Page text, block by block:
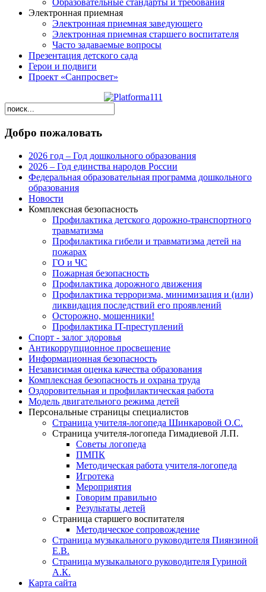
Образовательные стандарты и требования
Электронная приемная
Электронная приемная заведующего
Электронная приемная старшего воспитателя
Часто задаваемые вопросы
Презентация детского сада
Герои и подвиги
Проект «Санпросвет»
Добро пожаловать
2026 год – Год дошкольного образования
2026 – Год единства народов России
Федеральная образовательная программа дошкольного
образования
Новости
Комплексная безопасность
Профилактика детского дорожно-транспортного
травматизма
Профилактика гибели и травматизма детей на
пожарах
ГО и ЧС
Пожарная безопасность
Профилактика дорожного движения
Профилактика терроризма, минимизация и (или)
ликвидация последствий его проявлений
Осторожно, мошенники!
Профилактика IT-преступлений
Спорт - залог здоровья
Антикоррупционное просвещение
Информационная безопасность
Независимая оценка качества образования
Комплексная безопасность и охрана труда
Оздоровительная и профилактическая работа
Модель двигательного режима детей
Персональные страницы специалистов
Страница учителя-логопеда Шинкаровой О.С.
Страница учителя-логопеда Гимадиевой Л.П.
Советы логопеда
ПМПК
Методическая работа учителя-логопеда
Игротека
Мероприятия
Говорим правильно
Результаты детей
Страница старшего воспитателя
Методическое сопровождение
Страница музыкального руководителя Пиянзиной
Е.В.
Страница музыкального руководителя Гуриной
А.К.
Карта сайта